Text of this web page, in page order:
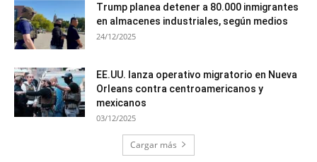
Trump planea detener a 80.000 inmigrantes
en almacenes industriales, según medios
24/12/2025
EE.UU. lanza operativo migratorio en Nueva
Orleans contra centroamericanos y
mexicanos
03/12/2025
Cargar más